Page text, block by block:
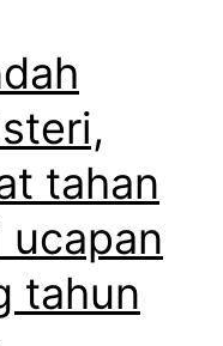
e
r
a
l
tahan
ucapan
tahun